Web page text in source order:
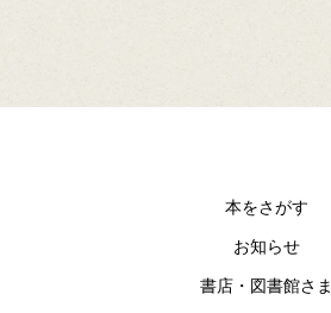
本をさがす
お知らせ
書店・図書館さま